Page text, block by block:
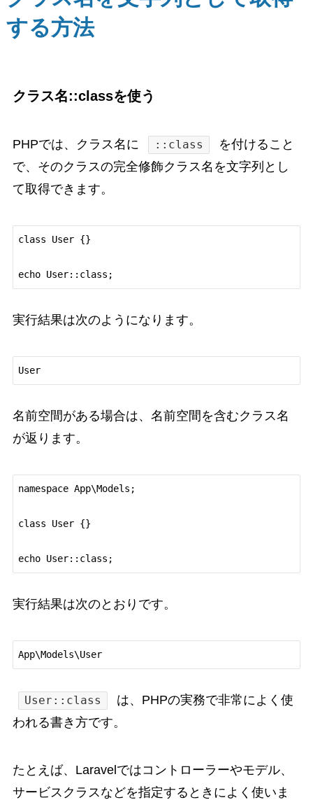
する方法
クラス名::classを使う
PHPでは、クラス名に ::class
を付けること
で、そのクラスの完全修飾クラス名を文字列とし
て取得できます。
class User {}
実行結果は次のようになります。
User
名前空間がある場合は、名前空間を含むクラス名
が返ります。
namespace App\Models;
class User {}
実行結果は次のとおりです。
App\Models\User
User::class
は、PHPの実務で非常によく使
われる書き方です。
たとえば、Laravelではコントローラーやモデル、
サービスクラスなどを指定するときによく使いま